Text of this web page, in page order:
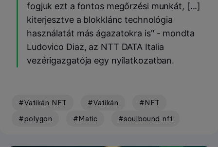
fogjuk ezt a fontos megőrzési munkát, [...]
kiterjesztve a blokklánc technológia
használatát más ágazatokra is" - mondta
Ludovico Diaz, az NTT DATA Italia
vezérigazgatója egy nyilatkozatban.
#Vatikán NFT #Vatikán
#NFT
#polygon
#Matic #soulbound nft